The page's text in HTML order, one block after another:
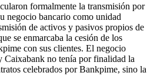
formalmente la transmisión por
negocio bancario como unidad
de activos y pasivos propios de
se enmarcaba la cesión de los
con sus clientes. El negocio
Caixabank no tenía por finalidad la
celebrados por Bankpime, sino la